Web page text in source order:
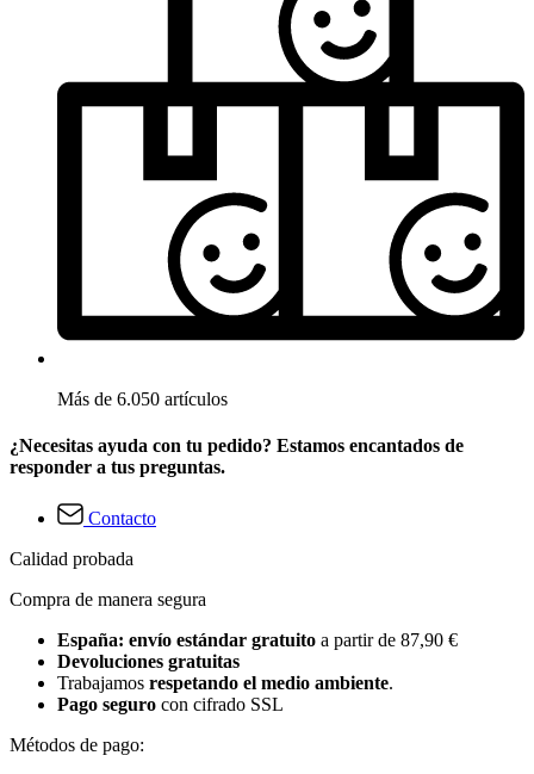
Más de 6.050 artículos
¿Necesitas ayuda con tu pedido? Estamos encantados de
responder a tus preguntas.
Contacto
Calidad probada
Compra de manera segura
España: envío estándar gratuito a partir de 87,90 €
Devoluciones gratuitas
Trabajamos respetando el medio ambiente.
Pago seguro con cifrado SSL
Métodos de pago: